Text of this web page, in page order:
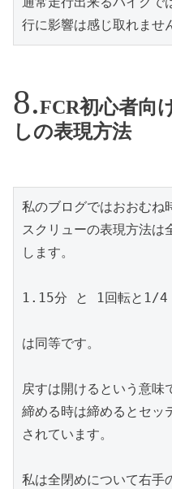
行に影響は感じ取れませ
FCR初心者向
しの表現方法
私のブログではおおむね
スクリューの表現方法は
します。
1.15分 と 1回転と1/
は同等です。
戻すは開けるという意味
締める時は締めるとセッ
されています。
私は全閉めについて右手